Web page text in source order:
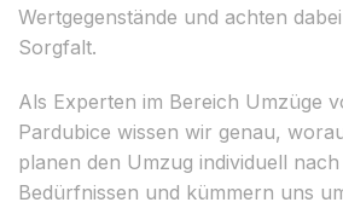
Wertgegenstände und achten
Sorgfalt.
Als Experten im Bereich Umzüge
Pardubice wissen wir genau,
planen den Umzug individuell nach
Bedürfnissen und kümmern uns